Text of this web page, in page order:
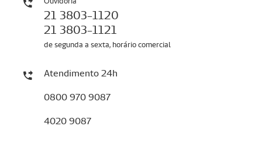
21 3803-1120
21 3803-1121
de segunda a sexta, horário comercial
Atendimento 24h
0800 970 9087
4020 9087